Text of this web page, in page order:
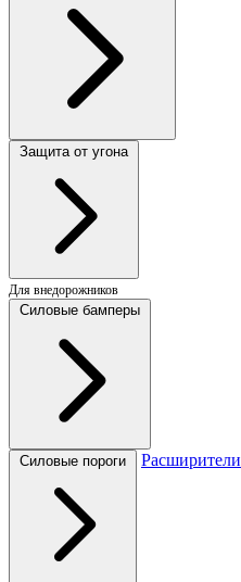
Защита от угона
Для внедорожников
Силовые бамперы
Силовые пороги Расширители